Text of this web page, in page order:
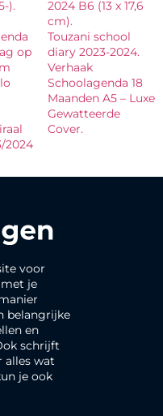
).
op
2024
2024 B6 (13 x 17,6
cm).
Touzani school
diary 2023-2024.
Verhaak
Schoolagenda 18
Maanden A5 – Luxe
Gewatteerde
Cover.
voor
je
belangrijke
en
schrijft
alles wat
je ook